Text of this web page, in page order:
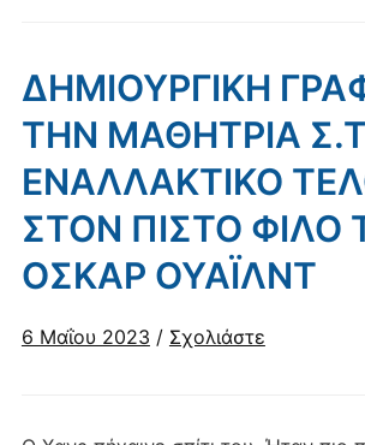
ΔΗΜΙΟΥΡΓΙΚΗ
ΤΗΝ ΜΑΘΗΤΡΙΑ
ΕΝΑΛΛΑΚΤΙΚΟ
ΣΤΟΝ ΠΙΣΤΟ ΦΙΛΟ
ΟΣΚΑΡ ΟΥΑΪΛΝΤ
6 Μαΐου 2023 / Σχολιάστε